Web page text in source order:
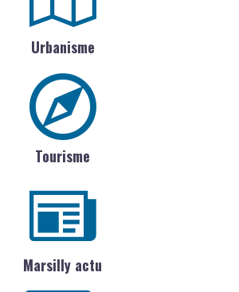
Urbanisme
Tourisme
Marsilly actu